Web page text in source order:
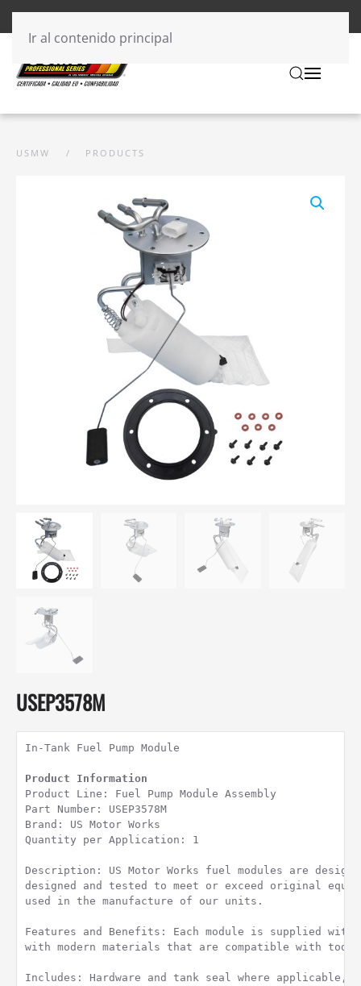
Ir al contenido principal
USMW PRODUCTS
USEP3578M
In-Tank Fuel Pump Module
Product Line: Fuel Pump Module Assembly
Part Number: USEP3578M
Brand: US Motor Works
Quantity per Application: 1
Description: US Motor Works fuel modules are
designed and tested to meet or exceed original
used in the manufacture of our units.
Features and Benefits: Each module is supplied
with modern materials that are compatible with
Includes: Hardware and tank seal where